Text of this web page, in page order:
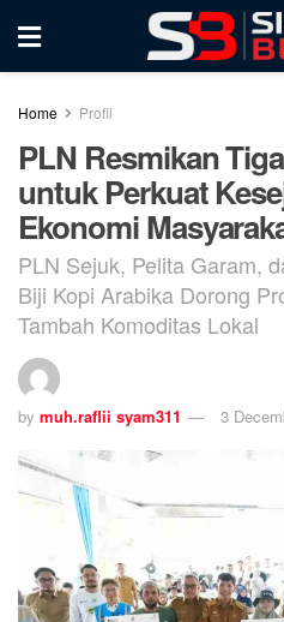
Home Profil
PLN Resmikan
untuk Perkuat
Ekonomi
PLN Sejuk, Pelita Garam,
Biji Kopi Arabika Dorong
Tambah Komoditas Lokal
by muh.raflii syam311 3